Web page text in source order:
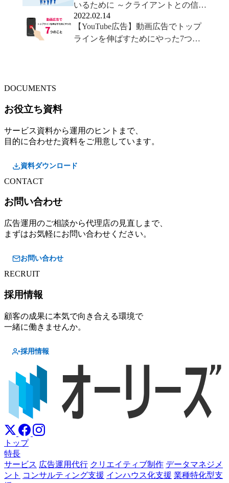
いるために ～クライアントとの信頼
関係を深めるコミュニケーションの
技術～
2022.02.14
【YouTube広告】動画広告でトップ
ラインを伸ばすためにやった7つの
DOCUMENTS
お役立ち資料
サービス資料から運用のヒントまで、
目的に合わせた資料をご用意しています。
資料ダウンロード
CONTACT
お問い合わせ
広告運用のご相談から代理店の見直しまで、
まずはお気軽にお問い合わせください。
お問い合わせ
RECRUIT
採用情報
顧客の成果に本気で向き合える環境で
一緒に働きませんか。
採用情報
トップ
特長
サービス 広告運用代行 クリエイティブ制作 データマネジメ
ント コンサルティング支援 インハウス化支援 業種特化型支